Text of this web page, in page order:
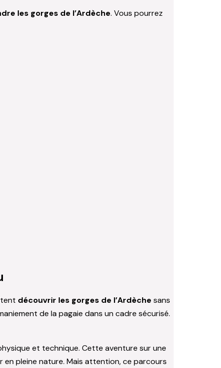
les gorges de l’Ardèche. Vous pourrez
découvrir les gorges de l’Ardèche sans
de la pagaie dans un cadre sécurisé.
et technique. Cette aventure sur une
en pleine nature. Mais attention, ce parcours